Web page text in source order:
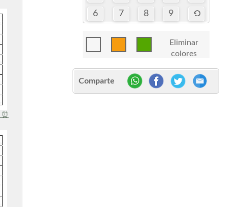
⏰
6 7 8 9
Eliminar
colores
Comparte